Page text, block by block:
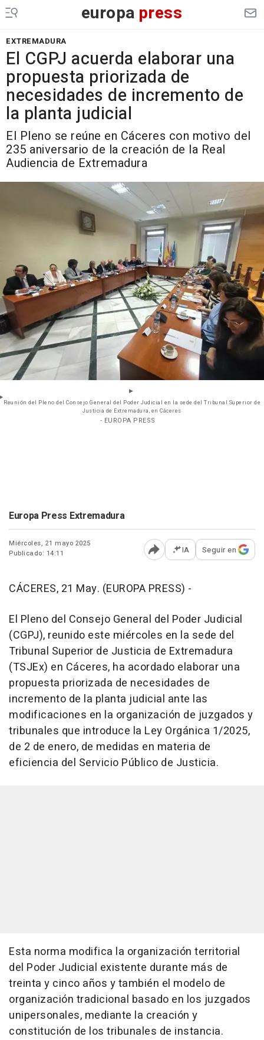
europa press
EXTREMADURA
El CGPJ acuerda elaborar una
propuesta priorizada de
necesidades de incremento de
la planta judicial
El Pleno se reúne en Cáceres con motivo del
235 aniversario de la creación de la Real
Audiencia de Extremadura
Reunión del Pleno del Consejo General del Poder Judicial en la sede del Tribunal Superior de
Justicia de Extremadura, en Cáceres
- EUROPA PRESS
Europa Press Extremadura
Miércoles, 21 mayo 2025
Publicado: 14:11
Abrir opciones para
IA Seguir en
CÁCERES, 21 May. (EUROPA PRESS) -
El Pleno del Consejo General del Poder Judicial
(CGPJ), reunido este miércoles en la sede del
Tribunal Superior de Justicia de Extremadura
(TSJEx) en Cáceres, ha acordado elaborar una
propuesta priorizada de necesidades de
incremento de la planta judicial ante las
modificaciones en la organización de juzgados y
tribunales que introduce la Ley Orgánica 1/2025,
de 2 de enero, de medidas en materia de
eficiencia del Servicio Público de Justicia.
Esta norma modifica la organización territorial
del Poder Judicial existente durante más de
treinta y cinco años y también el modelo de
organización tradicional basado en los juzgados
unipersonales, mediante la creación y
constitución de los tribunales de instancia.